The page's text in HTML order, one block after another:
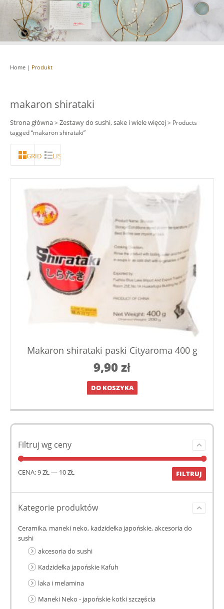
Home | Produkt
makaron shirataki
Strona główna> Zestawy do sushi, sake i wiele więcej> Products
tagged “makaron shirataki”
GRID LISTA
Makaron shirataki paski Cityaroma 400 g
9,90zł
DO KOSZYKA
Filtruj wg ceny
FILTRUJ
CENA:9 ZŁ — 10 ZŁ
Kategorie produktów
Ceramika, maneki neko, kadzidełka japońskie, akcesoria do
sushi
akcesoria do sushi
Kadzidełka japońskie Kafuh
laka i melamina
Maneki Neko - japońskie kotki szczęścia